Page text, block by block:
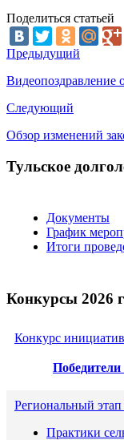
Поделиться статьей
Предыдущий
Видеопоздравление
Следующий
Обзор изменений
Тульское
Документы
График
Итоги
Конкурсы 2026
Конкурс
Победители
Региональный
Практики